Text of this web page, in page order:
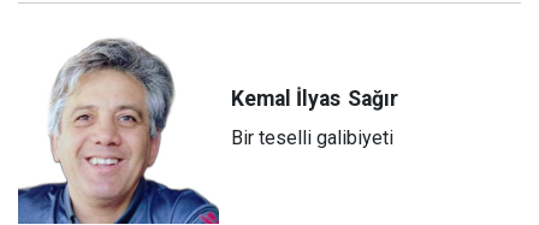
Kemal İlyas Sağır
Bir teselli galibiyeti